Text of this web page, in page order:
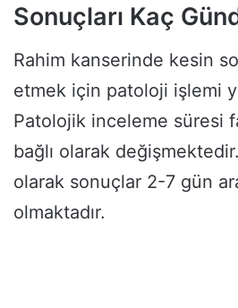
Sonuçları Kaç
Rahim kanserinde kesin
etmek için patoloji işlemi
Patolojik inceleme süresi
bağlı olarak
olarak sonuçlar 2-7 gün
olmaktadır.